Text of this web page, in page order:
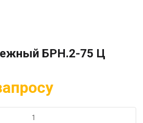
БРН.2-75 Ц